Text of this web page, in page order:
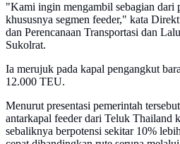
"Kami ingin mengambil sebagian dari
khususnya segmen feeder," kata
dan Perencanaan Transportasi dan
Sukolrat.
Ia merujuk pada kapal pengangkut
12.000 TEU.
Menurut presentasi pemerintah
antarkapal feeder dari Teluk Thailand
sebaliknya berpotensi sekitar 10%